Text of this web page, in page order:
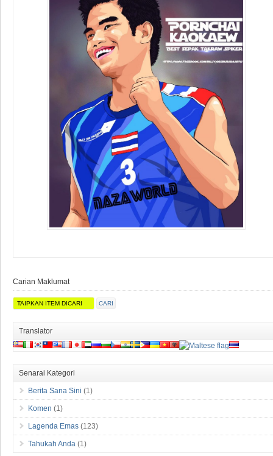
Carian Maklumat
Translator
Senarai Kategori
Berita Sana Sini (1)
Komen (1)
Lagenda Emas (123)
Tahukah Anda (1)